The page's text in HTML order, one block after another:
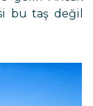
bu taş değil